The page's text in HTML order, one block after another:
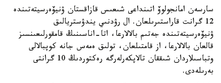
سارسەن امانجولوۆ اتىنداعى شىعىس قازاقستان ۋنيۆەرسيتەتىندە
12 گرانت قاراستىرىلعان. ال رۋدنىي يندۋستريالىق
ۋنيۆەرسيتەتىندە جەتىم بالالارعا، اتا-اناسىنىڭ قامقورلىعىنسىز
قالعان بالالارعا، از قامتىلعان، تولىق ەمەس جانە كوپبالالى
وتباسىلاردان شىققان تالاپكەرلەرگە رەكتوردىڭ 10 گرانتى
بەرىلەدى.